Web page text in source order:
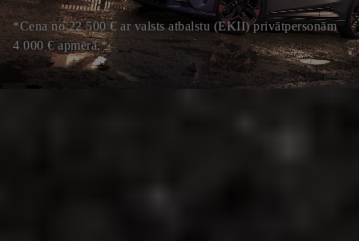
*Cena no 22 500 € ar valsts atbalstu (EKII) privātpersonām
4 000 € apmērā.*